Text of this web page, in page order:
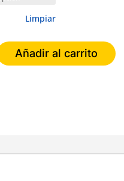
Limpiar
Añadir al carrito